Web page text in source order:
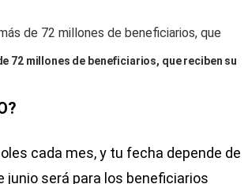
72 millones de beneficiarios, que reciben su
cada mes, y tu fecha depende de
junio será para los beneficiarios